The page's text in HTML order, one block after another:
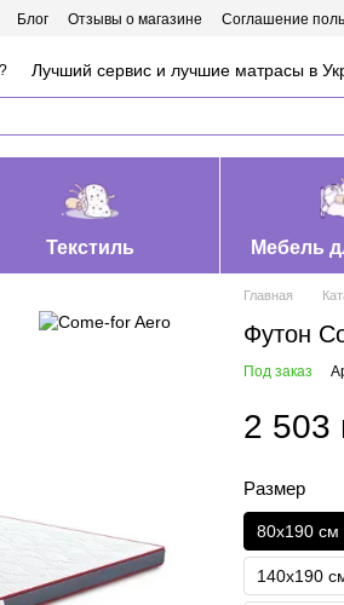
Блог Отзывы о магазине Соглашение
Лучший сервис и лучшие матрасы в
Текстиль Мебель
Главная
Футон
Под заказ
2 503
Размер
80х190 см
140х190